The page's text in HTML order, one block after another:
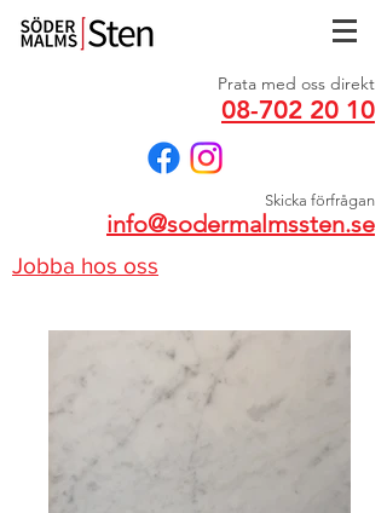
Prata med oss direkt
08-702 20 10
Skicka förfrågan
info@sodermalmssten.se
Jobba hos oss